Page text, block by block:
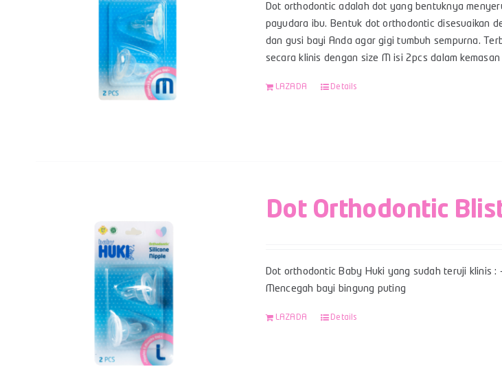
Dot orthodontic adalah dot yang bentuknya
payudara ibu. Bentuk dot orthodontic disesuaikan
dan gusi bayi Anda agar gigi tumbuh sempurna.
secara klinis dengan size M isi 2pcs dalam kemasan
LAZADA Details
Dot Orthodontic
Dot orthodontic Baby Huki yang sudah teruji klinis
Mencegah bayi bingung puting
LAZADA Details